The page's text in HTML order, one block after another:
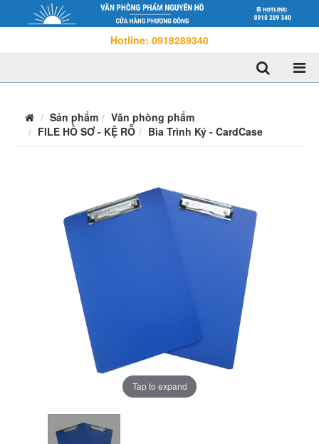
Hotline: 0918289340
Sản phẩm
Văn phòng phẩm
FILE HỒ SƠ - KỆ RỖ
Bìa Trình Ký - CardCase
Tap to expand